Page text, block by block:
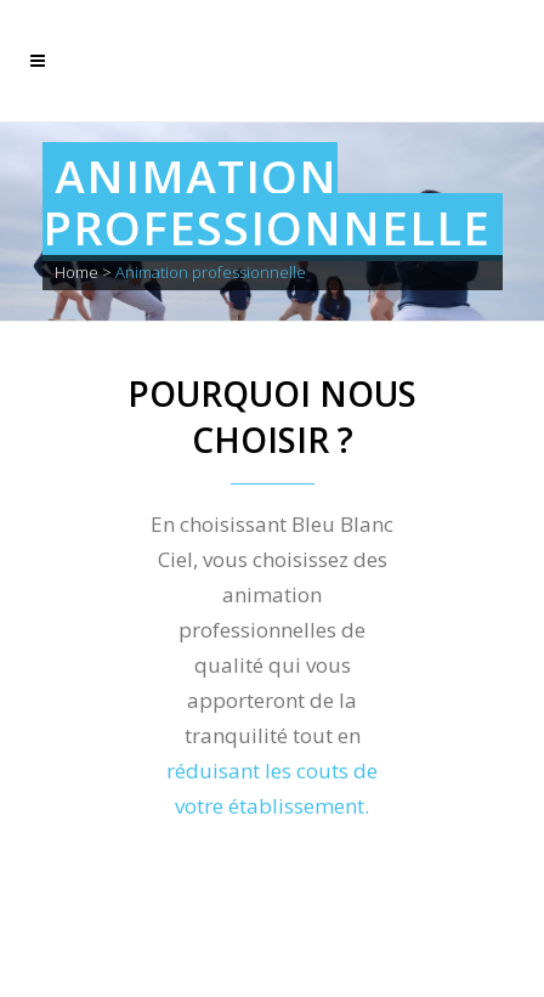
ANIMATION
PROFESSIONNELLE
Home> Animation professionnelle
POURQUOI NOUS
CHOISIR ?
En choisissant Bleu Blanc
Ciel, vous choisissez des
animation
professionnelles de
qualité qui vous
apporteront de la
tranquilité tout en
réduisant les couts de
votre établissement.